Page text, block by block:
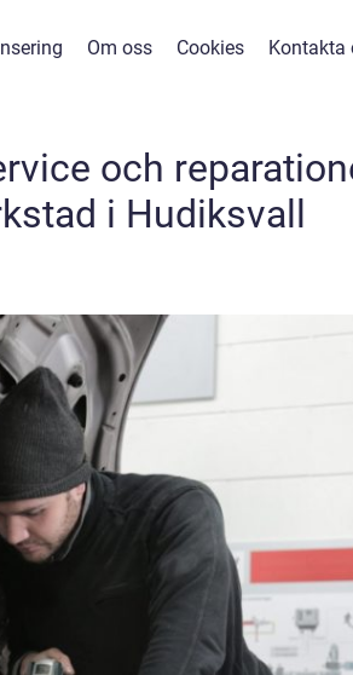
Om oss Cookies Kontakta
och
i Hudiksvall